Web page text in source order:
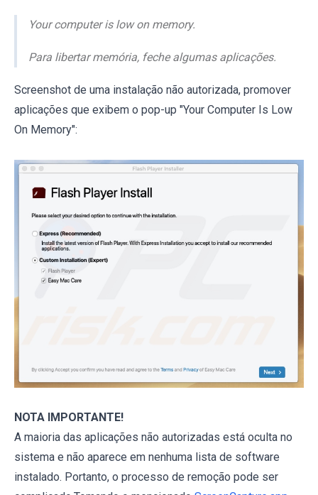
Your computer is low on memory.
Para libertar memória, feche algumas aplicações.
Screenshot de uma instalação não autorizada, promover
aplicações que exibem o pop-up "Your Computer Is Low
On Memory":
NOTA IMPORTANTE!
A maioria das aplicações não autorizadas está oculta no
sistema e não aparece em nenhuma lista de software
instalado. Portanto, o processo de remoção pode ser